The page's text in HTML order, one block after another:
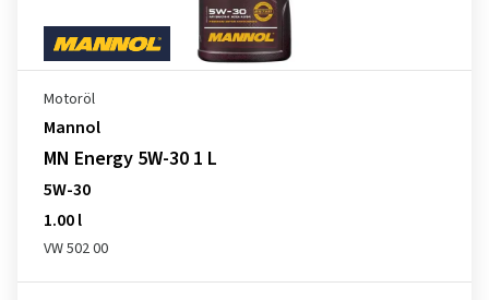
Motoröl
Mannol
MN Energy 5W-30 1 L
5W-30
1.00 l
VW 502 00